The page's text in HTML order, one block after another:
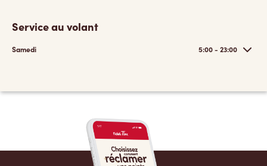
Service au volant
Samedi 5:00 - 23:00